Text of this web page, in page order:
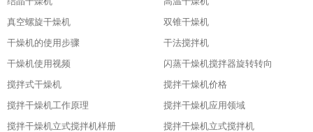
真空螺旋干燥机
双锥干燥机
干燥机的使用步骤
干法搅拌机
干燥机使用视频
闪蒸干燥机搅拌器旋转转向
搅拌式干燥机
搅拌干燥机价格
搅拌干燥机工作原理
搅拌干燥机应用领域
搅拌干燥机立式搅拌机样册
搅拌干燥机立式搅拌机